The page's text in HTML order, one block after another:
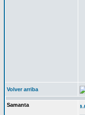
Volver arriba
Samanta